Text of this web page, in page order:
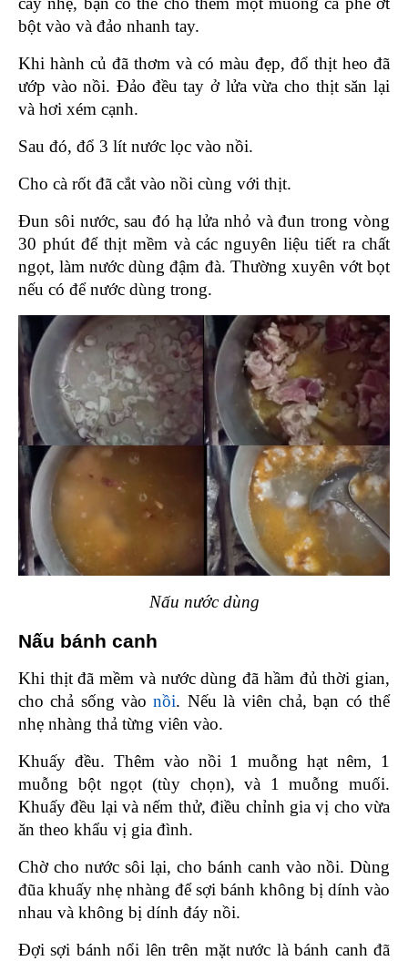
bột vào và đảo nhanh tay.
Khi hành củ đã thơm và có màu đẹp, đổ thịt heo đã
ướp vào nồi. Đảo đều tay ở lửa vừa cho thịt săn lại
và hơi xém cạnh.
Sau đó, đổ 3 lít nước lọc vào nồi.
Cho cà rốt đã cắt vào nồi cùng với thịt.
Đun sôi nước, sau đó hạ lửa nhỏ và đun trong vòng
30 phút để thịt mềm và các nguyên liệu tiết ra chất
ngọt, làm nước dùng đậm đà. Thường xuyên vớt bọt
nếu có để nước dùng trong.
Nấu nước dùng
Nấu bánh canh
Khi thịt đã mềm và nước dùng đã hầm đủ thời gian,
cho chả sống vào nồi. Nếu là viên chả, bạn có thể
nhẹ nhàng thả từng viên vào.
Khuấy đều. Thêm vào nồi 1 muỗng hạt nêm, 1
muỗng bột ngọt (tùy chọn), và 1 muỗng muối.
Khuấy đều lại và nếm thử, điều chỉnh gia vị cho vừa
ăn theo khẩu vị gia đình.
Chờ cho nước sôi lại, cho bánh canh vào nồi. Dùng
đũa khuấy nhẹ nhàng để sợi bánh không bị dính vào
nhau và không bị dính đáy nồi.
Đợi sợi bánh nổi lên trên mặt nước là bánh canh đã